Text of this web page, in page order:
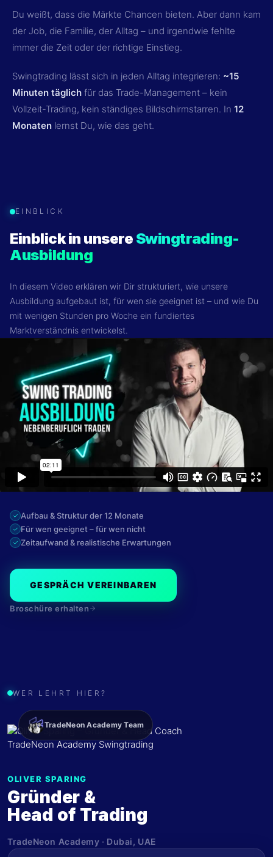
Du weißt, dass die Märkte Chancen bieten. Aber dann kam
der Job, die Familie, der Alltag – und irgendwie fehlte
immer die Zeit oder der richtige Einstieg.
Swingtrading lässt sich in jeden Alltag integrieren: ~15
Minuten täglich für das Trade-Management – kein
Vollzeit-Trading, kein ständiges Bildschirmstarren. In 12
Monaten lernst Du, wie das geht.
EINBLICK
Einblick in unsere Swingtrading-
Ausbildung
In diesem Video erklären wir Dir strukturiert, wie unsere
Ausbildung aufgebaut ist, für wen sie geeignet ist – und wie Du
mit wenigen Stunden pro Woche ein fundiertes
Marktverständnis entwickelst.
Aufbau & Struktur der 12 Monate
Für wen geeignet – für wen nicht
Zeitaufwand & realistische Erwartungen
GESPRÄCH VEREINBAREN
Broschüre erhalten
WER LEHRT HIER?
TradeNeon Academy Team
OLIVER SPARING
Gründer &
Head of Trading
TradeNeon Academy · Dubai, UAE